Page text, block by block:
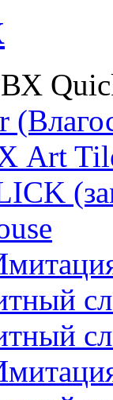
Art